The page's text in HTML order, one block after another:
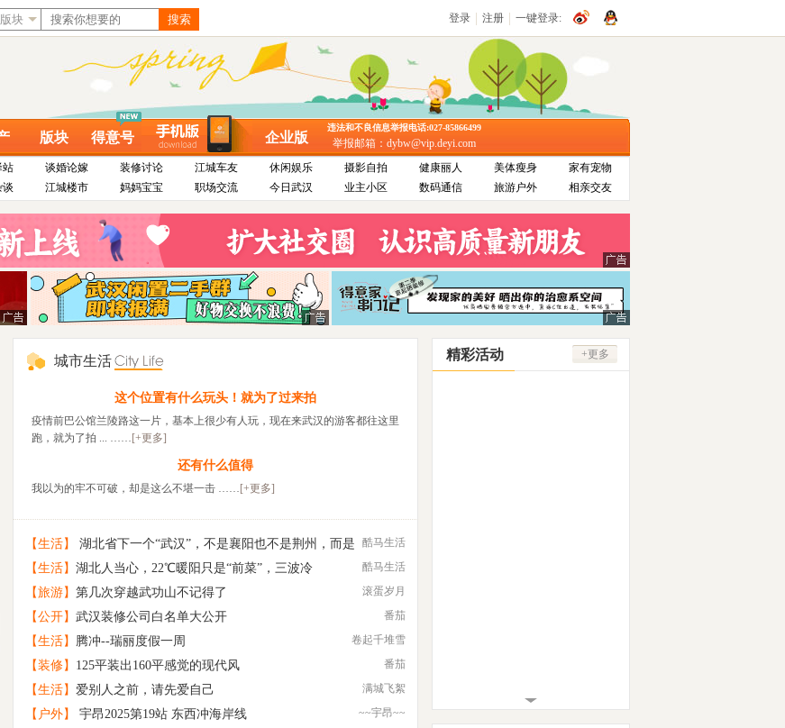
版块 搜索 登录 | 注册 | 一键登录:
版块 得意号 企业版
违法和不良信息举报电话:027-85866499
举报邮箱：dybw@vip.deyi.com
站 谈婚论嫁 装修讨论 江城车友 休闲娱乐 摄影自拍 健康丽人 美体瘦身
家有宠物
谈 江城楼市 妈妈宝宝 职场交流 今日武汉 业主小区 数码通信 旅游户外 相亲交友
诚意相亲交友
城市生活
这个位置有什么玩头！就为了过来拍
疫情前巴公馆兰陵路这一片，基本上很少有人玩，现在来武汉的游客都往这里
跑，就为了拍 ... …… [+更多]
还有什么值得
我以为的牢不可破，却是这么不堪一击 …… [+更多]
酷马生活
【生活】
湖北省下一个“武汉”，不是襄阳也不是荆州，而是
这座低调的城市
酷马生活
【生活】 湖北人当心，22℃暖阳只是“前菜”，三波冷
滚蛋岁月
【旅游】 第几次穿越武功山不记得了
番茄
【公开】 武汉装修公司白名单大公开
卷起千堆雪
【生活】 腾冲--瑞丽度假一周
番茄
【装修】 125平装出160平感觉的现代风
满城飞絮
【生活】 爱别人之前，请先爱自己
~~宇昂~~
【户外】 宇昂2025第19站 东西冲海岸线
精彩活动 +更多